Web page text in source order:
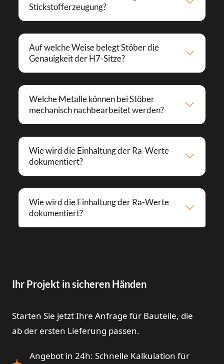
Stickstofferzeugung?
Auf welche Weise belegt Stöber die
Genauigkeit der H7-Sitze?
Welche Metalle können bei Stöber
mechanisch nachbearbeitet werden?
Wie wird die Einhaltung der Ra-Werte
dokumentiert?
Wie wird die Einhaltung der Ra-Werte
dokumentiert?
Ihr Projekt in sicheren Händen
Starten Sie jetzt Ihre Anfrage für Bauteile, die
ab der ersten Lieferung passen.
Angebot in 24h: Schnelle Kalkulation für